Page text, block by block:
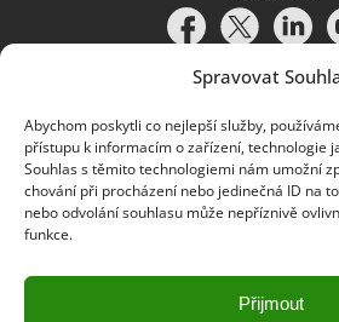
Spravovat
Abychom poskytli co nejlepší služby,
přístupu k informacím o zařízení, technologie
Souhlas s těmito technologiemi nám umožní
chování při procházení nebo jedinečná ID na
nebo odvolání souhlasu může nepříznivě
funkce.
Přijmout
Pravidla používání|Ochrana osobních údajů|
Deloitte.cz
© 2026. Více informací najdete vPravidlech
Deloitte označuje jednu či více společností
a přidružené subjekty (souhrnně „organizace
(rovněž označovaná jako „Deloitte Global“) a
společností a jejich přidružených subjektů je